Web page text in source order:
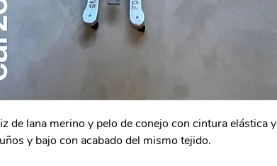
de lana merino y pelo de conejo con cintura elástica y
y bajo con acabado del mismo tejido.